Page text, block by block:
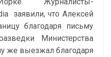
заявили, что Алексей
благодаря письму
Министерства
же выезжал благодаря